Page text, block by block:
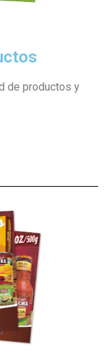
de productos y